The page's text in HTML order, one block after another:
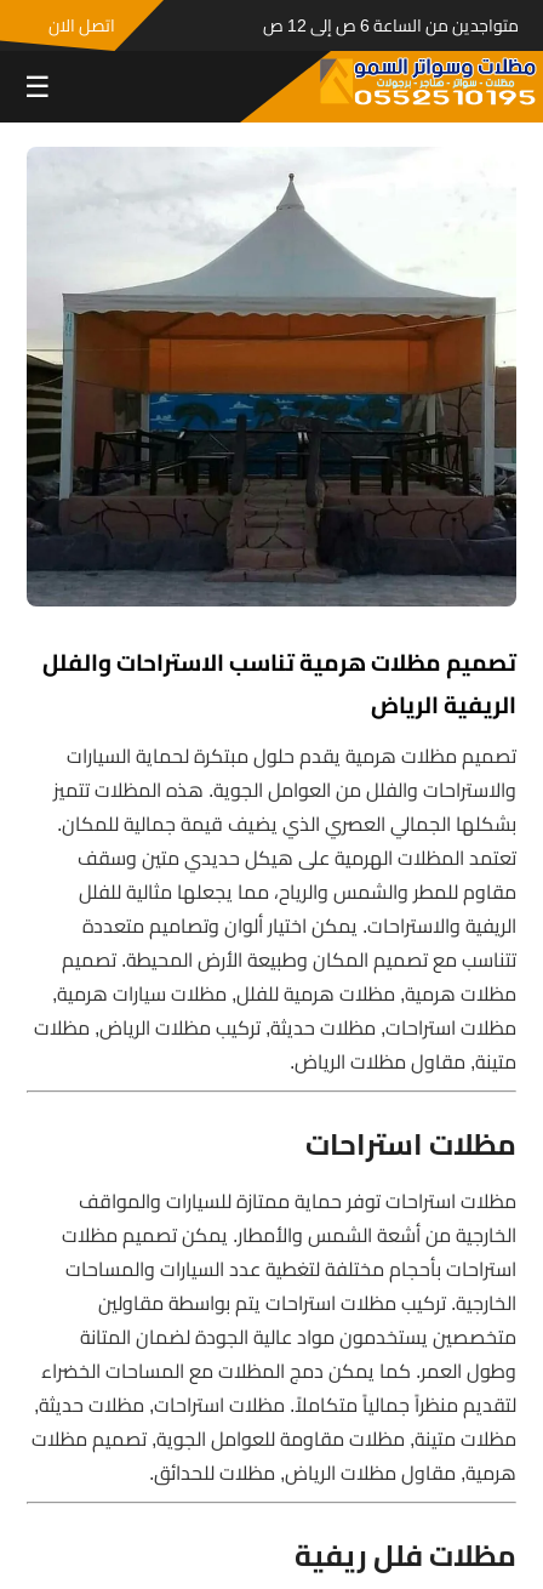
متواجدين من الساعة 6 ص إلى 12 ص اتصل الان
☰
تصميم مظلات هرمية تناسب الاستراحات والفلل
الريفية الرياض
تصميم مظلات هرمية يقدم حلول مبتكرة لحماية السيارات
والاستراحات والفلل من العوامل الجوية. هذه المظلات تتميز
بشكلها الجمالي العصري الذي يضيف قيمة جمالية للمكان.
تعتمد المظلات الهرمية على هيكل حديدي متين وسقف
مقاوم للمطر والشمس والرياح، مما يجعلها مثالية للفلل
الريفية والاستراحات. يمكن اختيار ألوان وتصاميم متعددة
تتناسب مع تصميم المكان وطبيعة الأرض المحيطة. تصميم
مظلات هرمية, مظلات هرمية للفلل, مظلات سيارات هرمية,
مظلات استراحات, مظلات حديثة, تركيب مظلات الرياض, مظلات
متينة, مقاول مظلات الرياض.
مظلات استراحات
مظلات استراحات توفر حماية ممتازة للسيارات والمواقف
الخارجية من أشعة الشمس والأمطار. يمكن تصميم مظلات
استراحات بأحجام مختلفة لتغطية عدد السيارات والمساحات
الخارجية. تركيب مظلات استراحات يتم بواسطة مقاولين
متخصصين يستخدمون مواد عالية الجودة لضمان المتانة
وطول العمر. كما يمكن دمج المظلات مع المساحات الخضراء
لتقديم منظراً جمالياً متكاملاً. مظلات استراحات, مظلات حديثة,
مظلات متينة, مظلات مقاومة للعوامل الجوية, تصميم مظلات
هرمية, مقاول مظلات الرياض, مظلات للحدائق.
مظلات فلل ريفية